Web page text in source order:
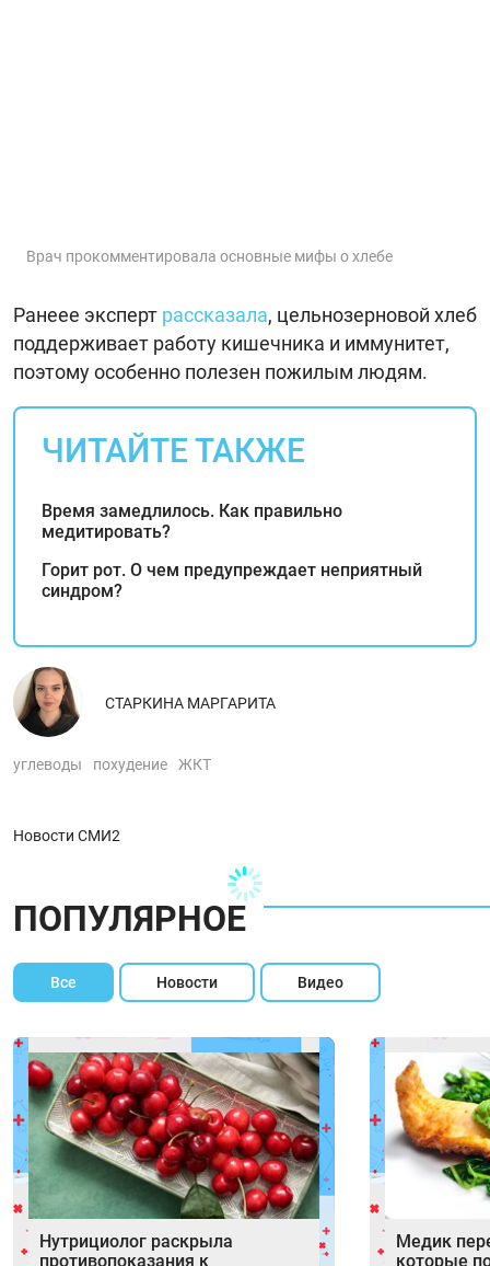
Врач прокомментировала основные мифы о хлебе
Ранеее эксперт рассказала, цельнозерновой хлеб
поддерживает работу кишечника и иммунитет,
поэтому особенно полезен пожилым людям.
ЧИТАЙТЕ ТАКЖЕ
Время замедлилось. Как правильно
медитировать?
Горит рот. О чем предупреждает неприятный
синдром?
СТАРКИНА МАРГАРИТА
углеводы похудение ЖКТ
Новости СМИ2
ПОПУЛЯРНОЕ
Все Новости Видео
Нутрициолог раскрыла
противопоказания к
Медик
которые